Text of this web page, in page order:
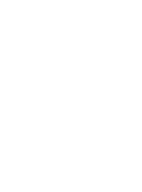
נוח והחיווי לא
אין כאן את תחושת
שפע של מקום
כשברמות הגימור
חשמלית. תא המטען
מעולים, בייחוד
'ספורט' מחדד את